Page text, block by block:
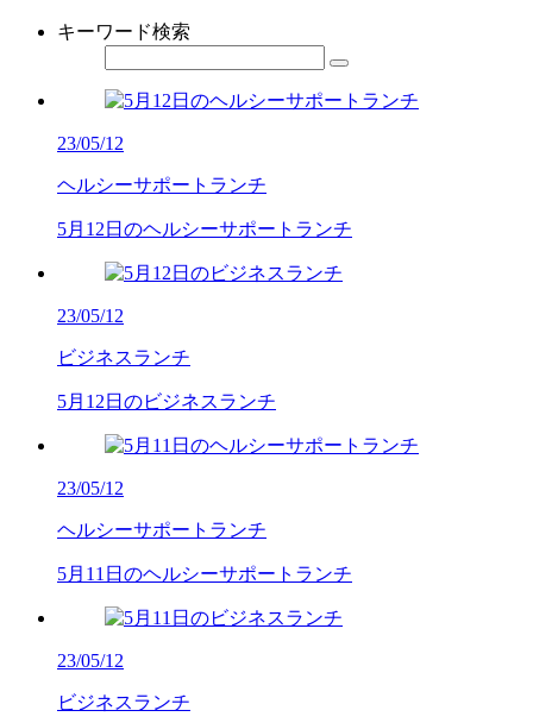
キーワード検索
23/05/12
ヘルシーサポートランチ
5月12日のヘルシーサポートランチ
23/05/12
ビジネスランチ
5月12日のビジネスランチ
23/05/12
ヘルシーサポートランチ
5月11日のヘルシーサポートランチ
23/05/12
ビジネスランチ